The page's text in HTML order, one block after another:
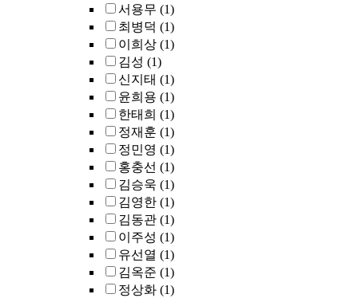
서용무 (1)
최병덕 (1)
이희상 (1)
김성 (1)
신지태 (1)
윤희용 (1)
한태희 (1)
정재훈 (1)
정민영 (1)
홍충선 (1)
김승욱 (1)
김영한 (1)
김동관 (1)
이주성 (1)
유선열 (1)
김옥준 (1)
정상화 (1)